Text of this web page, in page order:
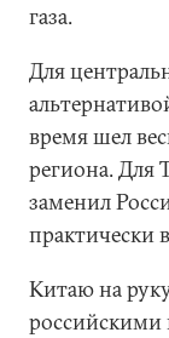
газа.
Для
время шел
региона. Для
заменил
практически
Китаю на
российскими